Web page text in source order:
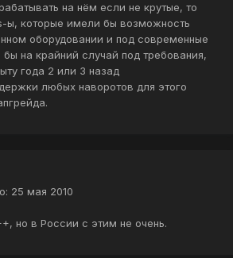
на нём если не крутые, то
ы, которые имели бы возможность
оборудовании и под современные
бы на крайний случай под требования,
года 2 или 3 назад
любых наворотов для этого
25 мая 2010
но в России с этим не очень.